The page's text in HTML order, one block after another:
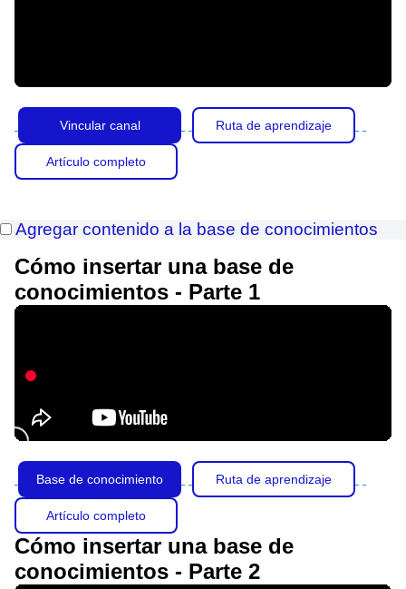
Vincular canal Ruta de aprendizaje
Artículo completo
Agregar contenido a la base de conocimientos
Cómo insertar una base de
conocimientos - Parte 1
Base de conocimiento Ruta de aprendizaje
Artículo completo
Cómo insertar una base de
conocimientos - Parte 2